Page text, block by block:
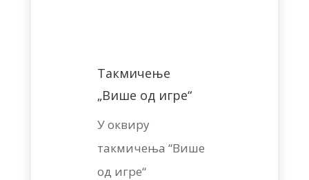
Такмичење
„Више од игре“
У оквиру
такмичења “Више
од игре“